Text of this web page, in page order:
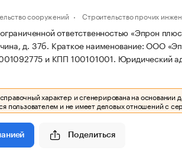
сооружений Строительство прочих
ответственностью «Эпрон
д. 37б. Краткое наименование: ООО
и КПП 100101001. Юридический
характер и сгенерирована на основании
пользователем и не имеет деловых отношений с
Поделиться